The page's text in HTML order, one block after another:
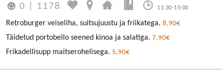
0 1178 11:30-15:00
Retroburger veiseliha, suitsujuustu ja friikatega. 8,90€
Täidetud portobello seened kinoa ja salatiga. 7,90€
Frikadellisupp maitserohelisega. 5,90€